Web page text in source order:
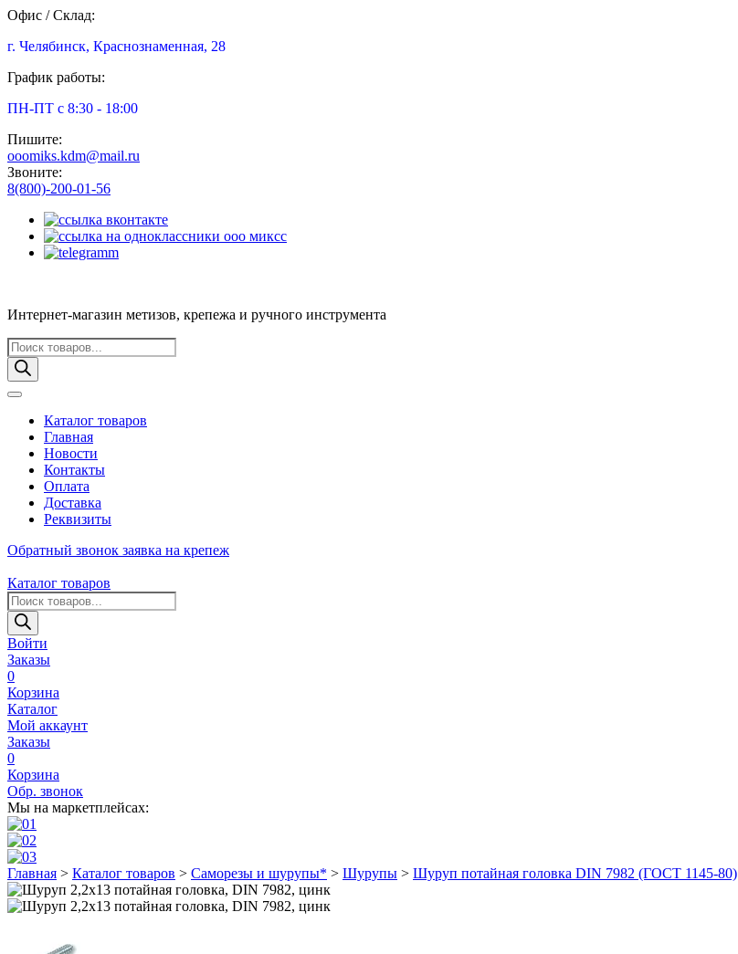
Офис / Склад:
г. Челябинск, Краснознаменная, 28
График работы:
ПН-ПТ с 8:30 - 18:00
Пишите:
ooomiks.kdm@mail.ru
Звоните:
8(800)-200-01-56
Интернет-магазин метизов, крепежа и ручного инструмента
Поиск
товаров
Каталог товаров
Главная
Новости
Контакты
Оплата
Доставка
Реквизиты
Обратный звонок заявка на крепеж
Каталог товаров
Поиск
товаров
Войти
Заказы
0
Корзина
Каталог
Мой аккаунт
Заказы
0
Корзина
Обр. звонок
Мы на маркетплейсах:
Главная > Каталог товаров > Саморезы и шурупы* > Шурупы > Шуруп потайная головка DIN 7982 (ГОСТ 1145-80)